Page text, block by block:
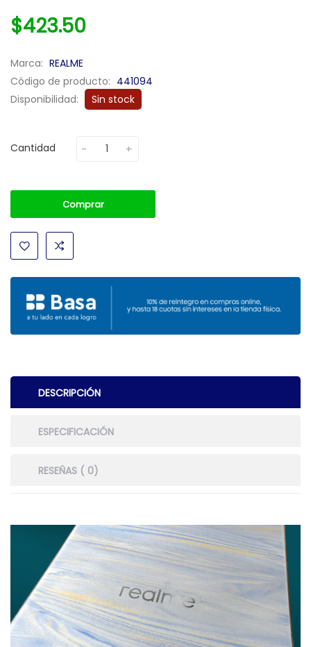
$423.50
Marca: REALME
Código de producto: 441094
Disponibilidad:
Sin stock
Cantidad
Comprar
DESCRIPCIÓN
ESPECIFICACIÓN
RESEÑAS ( 0)